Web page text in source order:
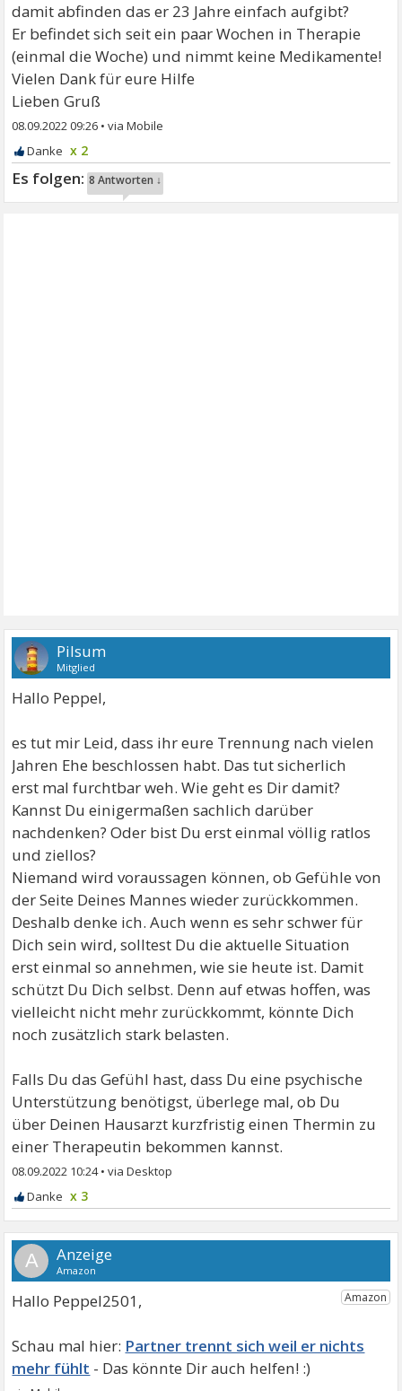
damit abfinden das er 23 Jahre einfach aufgibt?
Er befindet sich seit ein paar Wochen in Therapie
(einmal die Woche) und nimmt keine Medikamente!
Vielen Dank für eure Hilfe
Lieben Gruß
08.09.2022 09:26 •
x 2
8 Antworten ↓
Pilsum
Mitglied
Hallo Peppel,
es tut mir Leid, dass ihr eure Trennung nach vielen
Jahren Ehe beschlossen habt. Das tut sicherlich
erst mal furchtbar weh. Wie geht es Dir damit?
Kannst Du einigermaßen sachlich darüber
nachdenken? Oder bist Du erst einmal völlig ratlos
und ziellos?
Niemand wird voraussagen können, ob Gefühle von
der Seite Deines Mannes wieder zurückkommen.
Deshalb denke ich. Auch wenn es sehr schwer für
Dich sein wird, solltest Du die aktuelle Situation
erst einmal so annehmen, wie sie heute ist. Damit
schützt Du Dich selbst. Denn auf etwas hoffen, was
vielleicht nicht mehr zurückkommt, könnte Dich
noch zusätzlich stark belasten.
Falls Du das Gefühl hast, dass Du eine psychische
Unterstützung benötigst, überlege mal, ob Du
über Deinen Hausarzt kurzfristig einen Thermin zu
einer Therapeutin bekommen kannst.
08.09.2022 10:24•
x 3
A
Hallo Peppel2501,
Partner trennt sich weil er nichts
mehr fühlt